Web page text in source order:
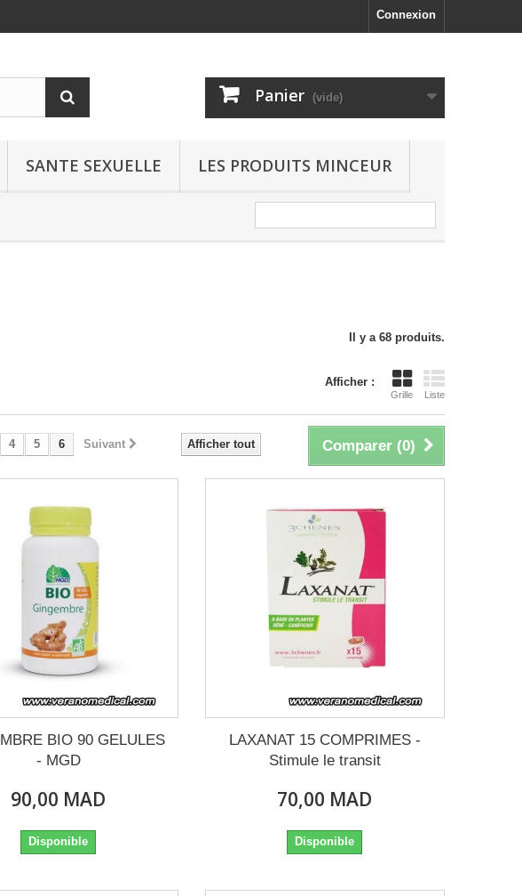
Connexion
Panier (vide)
SANTE SEXUELLE LES PRODUITS MINCEUR
Il y a 68 produits.
Afficher :
Grille Liste
Comparer (0)
Afficher tout
4 5 6 Suivant
BIO 90 GELULES
- MGD
90,00 MAD
Disponible
LAXANAT 15 COMPRIMES -
Stimule le transit
70,00 MAD
Disponible